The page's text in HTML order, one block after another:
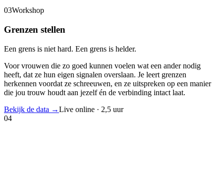
03Workshop
Grenzen stellen
Een grens is niet hard. Een grens is helder.
Voor vrouwen die zo goed kunnen voelen wat een ander nodig
heeft, dat ze hun eigen signalen overslaan. Je leert grenzen
herkennen voordat ze schreeuwen, en ze uitspreken op een manier
die jou trouw houdt aan jezelf én de verbinding intact laat.
Bekijk de data →Live online · 2,5 uur
04